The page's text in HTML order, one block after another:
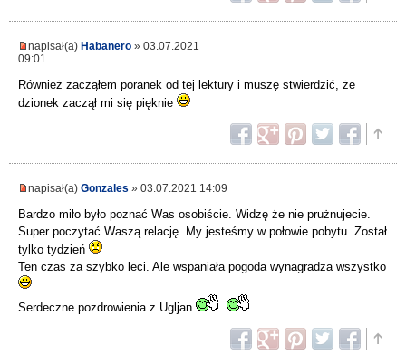
napisał(a) Habanero » 03.07.2021
09:01
Również zacząłem poranek od tej lektury i muszę stwierdzić, że
dzionek zaczął mi się pięknie
napisał(a) Gonzales » 03.07.2021 14:09
Bardzo miło było poznać Was osobiście. Widzę że nie prużnujecie.
Super poczytać Waszą relację. My jesteśmy w połowie pobytu. Został
tylko tydzień
Ten czas za szybko leci. Ale wspaniała pogoda wynagradza wszystko
Serdeczne pozdrowienia z Ugljan